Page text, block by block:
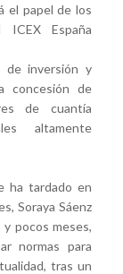
el papel de los
España
de inversión y
concesión de
de cuantía
altamente
ha tardado en
Soraya Sáenz
pocos meses,
normas para
tras un